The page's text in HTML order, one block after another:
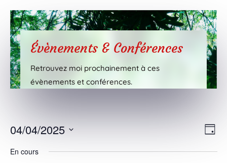
Évènements & Conférences
Retrouvez moi prochainement à ces
évènements et conférences.
de
Jour
04/04/2025
une
En cours